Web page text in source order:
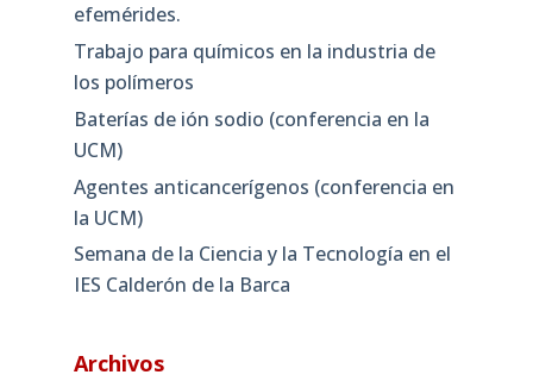
efemérides.
Trabajo para químicos en la industria de
los polímeros
Baterías de ión sodio (conferencia en la
UCM)
Agentes anticancerígenos (conferencia en
la UCM)
Semana de la Ciencia y la Tecnología en el
IES Calderón de la Barca
Archivos